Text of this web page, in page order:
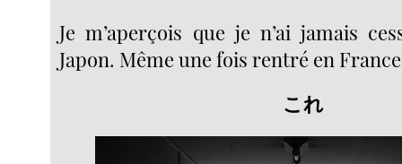
Je m’aperçois que je n’ai jamais
Japon. Même une fois rentré en
これ